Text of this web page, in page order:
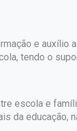
e auxílio
tendo o
escola e
da educação,